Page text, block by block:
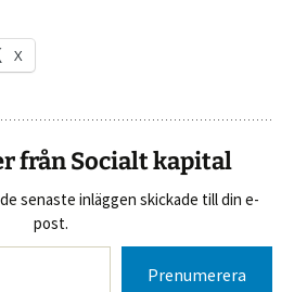
X
från Socialt kapital
senaste inläggen skickade till din e-
post.
Prenumerera